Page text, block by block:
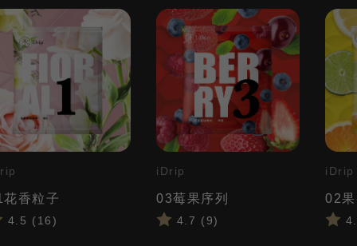
花香粒子
4.5 (16)
iDrip
03莓果序列
4.7 (9)
iDrip
02